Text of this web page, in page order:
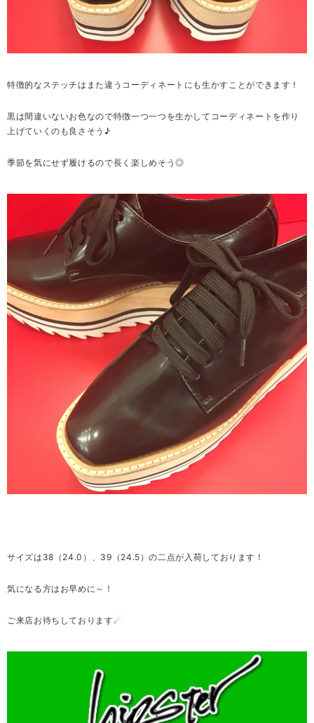
特徴的なステッチはまた違うコーディネートにも生かすことができます！
黒は間違いないお色なので特徴一つ一つを生かしてコーディネートを作り
上げていくのも良さそう♪
季節を気にせず履けるので長く楽しめそう◎
サイズは38（24.0）、39（24.5）の二点が入荷しております！
気になる方はお早めに～！
ご来店お待ちしております☄